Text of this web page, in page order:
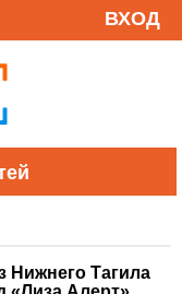
ВХОД
Нижнего Тагила